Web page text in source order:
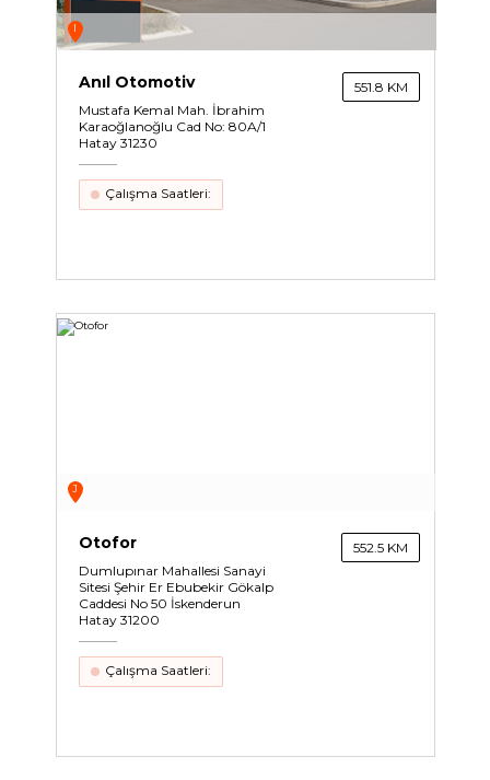
I
Anıl Otomotiv
Mustafa Kemal Mah. İbrahim
Karaoğlanoğlu Cad No: 80A/1
Hatay 31230
551.8 KM
Çalışma Saatleri:
J
Otofor
Dumlupınar Mahallesi Sanayi
Sitesi Şehir Er Ebubekir Gökalp
Caddesi No 50 İskenderun
Hatay 31200
552.5 KM
Çalışma Saatleri: